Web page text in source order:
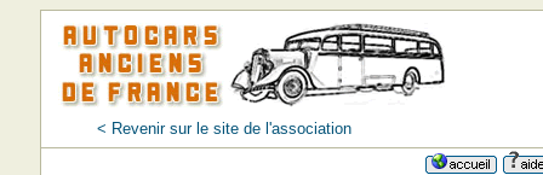
< Revenir sur le site de l'association